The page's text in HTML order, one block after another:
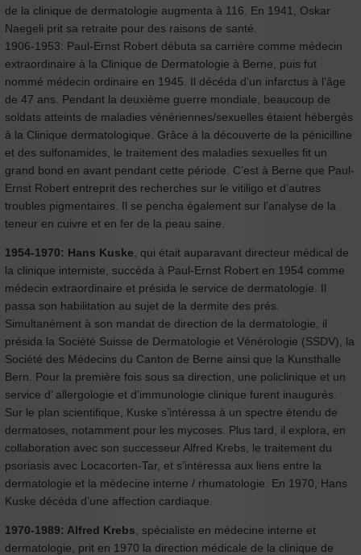
de la clinique de dermatologie augmenta à 116. En 1941, Oskar
Naegeli prit sa retraite pour des raisons de santé.
1906-1953: Paul-Ernst Robert débuta sa carrière comme médecin
extraordinaire à la Clinique de Dermatologie à Berne, puis fut
nommé médecin ordinaire en 1945. Il décéda d’un infarctus à l’âge
de 47 ans. Pendant la deuxième guerre mondiale, beaucoup de
soldats atteints de maladies vénériennes/sexuelles étaient hébergés
à la Clinique dermatologique. Grâce à la découverte de la pénicilline
et des sulfonamides, le traitement des maladies sexuelles fit un
grand bond en avant pendant cette période. C’est à Berne que Paul-
Ernst Robert entreprit des recherches sur le vitiligo et d’autres
troubles pigmentaires. Il se pencha également sur l’analyse de la
teneur en cuivre et en fer de la peau saine.
1954-1970: Hans Kuske , qui était auparavant directeur médical de
la clinique interniste, succéda à Paul-Ernst Robert en 1954 comme
médecin extraordinaire et présida le service de dermatologie. Il
passa son habilitation au sujet de la dermite des prés.
Simultanément à son mandat de direction de la dermatologie, il
présida la Société Suisse de Dermatologie et Vénérologie (SSDV), la
Société des Médecins du Canton de Berne ainsi que la Kunsthalle
Bern. Pour la première fois sous sa direction, une policlinique et un
service d’ allergologie et d’immunologie clinique furent inaugurés.
Sur le plan scientifique, Kuske s’intéressa à un spectre étendu de
dermatoses, notamment pour les mycoses. Plus tard, il explora, en
collaboration avec son successeur Alfred Krebs, le traitement du
psoriasis avec Locacorten-Tar, et s’intéressa aux liens entre la
dermatologie et la médecine interne / rhumatologie. En 1970, Hans
Kuske décéda d’une affection cardiaque.
1970-1989: Alfred Krebs , spécialiste en médecine interne et
dermatologie, prit en 1970 la direction médicale de la clinique de